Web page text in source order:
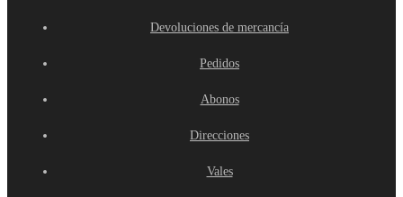
Devoluciones de mercancía
Pedidos
Abonos
Direcciones
Vales